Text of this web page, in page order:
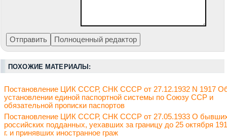
ПОХОЖИЕ МАТЕРИАЛЫ:
Постановление ЦИК СССР, СНК СССР от 27.12.1932 N 1917
установлении единой паспортной системы по Союзу ССР и
обязательной прописки паспортов
Постановление ЦИК СССР, СНК СССР от 27.05.1933 О
российских подданных, уехавших за границу до 25 октября
г. и принявших иностранное граж